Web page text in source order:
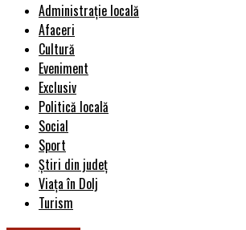
Administrație locală
Afaceri
Cultură
Eveniment
Exclusiv
Politică locală
Social
Sport
Știri din județ
Viața în Dolj
Turism